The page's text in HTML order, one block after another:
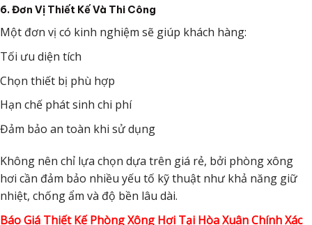
6. Đơn Vị Thiết Kế Và Thi Công
Một đơn vị có kinh nghiệm sẽ giúp khách hàng:
Tối ưu diện tích
Chọn thiết bị phù hợp
Hạn chế phát sinh chi phí
Đảm bảo an toàn khi sử dụng
Không nên chỉ lựa chọn dựa trên giá rẻ, bởi phòng xông
hơi cần đảm bảo nhiều yếu tố kỹ thuật như khả năng giữ
nhiệt, chống ẩm và độ bền lâu dài.
Báo Giá Thiết Kế Phòng Xông Hơi Tại Hòa Xuân Chính Xác